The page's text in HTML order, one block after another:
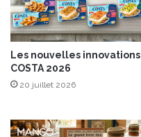
Les nouvelles innovations
COSTA 2026
20 juillet 2026